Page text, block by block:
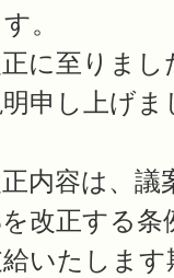
。
に至りまし
申し上げ
内容は、議
改正する
いたしま